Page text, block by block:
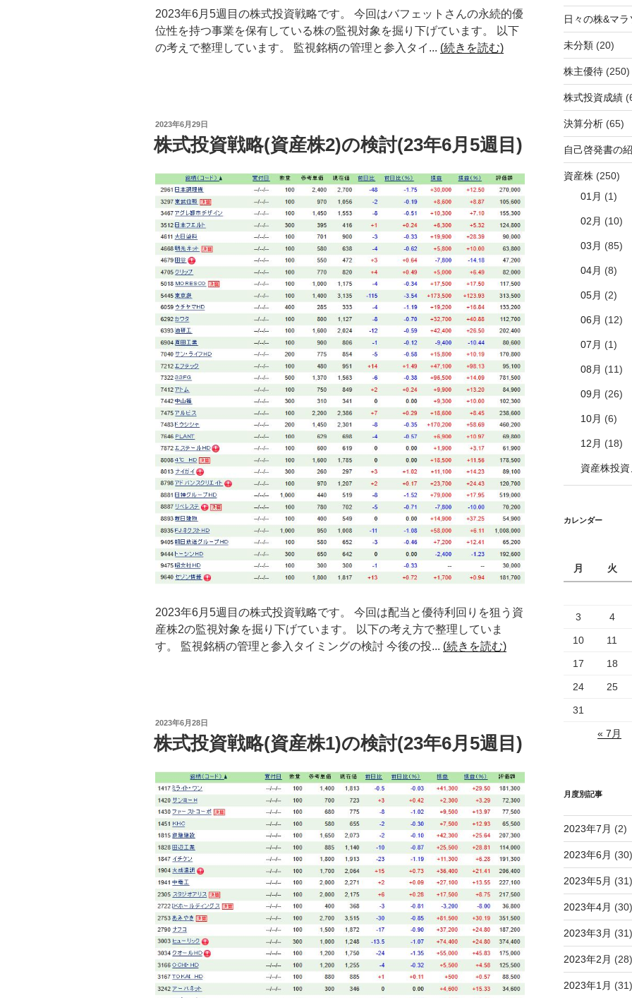
2023年6月5週目の株式投資戦略です。 今回はバフェットさんの永続的優
位性を持つ事業を保有している株の監視対象を掘り下げています。 以下
の考えで整理しています。 監視銘柄の管理と参入タイ... (続きを読む)
投
稿
日:
2023年6月29日
株式投資戦略(資産株2)の検討(23年6月5週目)
2023年6月5週目の株式投資戦略です。 今回は配当と優待利回りを狙う資
産株2の監視対象を掘り下げています。 以下の考え方で整理していま
す。 監視銘柄の管理と参入タイミングの検討 今後の投... (続きを読む)
投
稿
日:
2023年6月28日
株式投資戦略(資産株1)の検討(23年6月5週目)
日々の株&マ
未分類(20)
株主優待(250)
株式投資成績
決算分析(65)
自己啓発書の
資産株(250)
01月 (1)
02月 (10)
03月 (85)
04月 (8)
05月 (2)
06月 (12)
07月 (1)
08月 (11)
09月 (26)
10月 (6)
12月 (18)
資産株投資
カレンダー
月
火
3 4
10 11
17 18
24 25
31
« 7月
月度別記事
2023年7月 (2)
2023年6月 (30)
2023年5月 (31)
2023年4月 (30)
2023年3月 (31)
2023年2月 (28)
2023年1月 (31)